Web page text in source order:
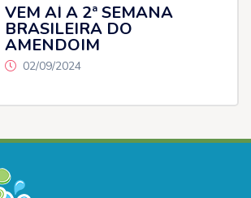
VEM AÍ A 2ª SEMANA
BRASILEIRA DO
AMENDOIM
02/09/2024